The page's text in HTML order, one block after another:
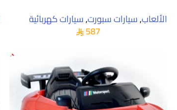
الألعاب,سيارات سبورت,سيارات كهربائية
587